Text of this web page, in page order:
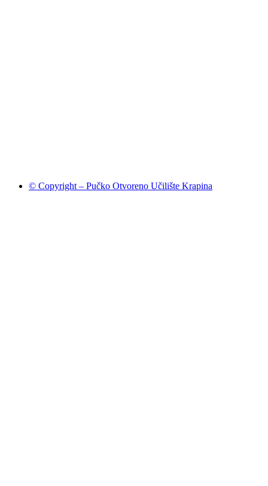
© Copyright – Pučko Otvoreno Učilište Krapina